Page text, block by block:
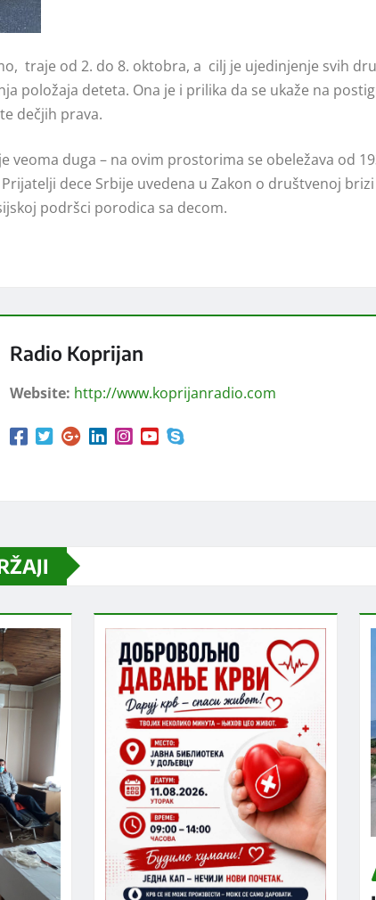
traje od 2. do 8. oktobra, a cilj je ujedinjenje svih
položaja deteta. Ona je i prilika da se ukaže na
dečjih prava.
veoma duga – na ovim prostorima se obeležava od
dece Srbije uvedena u Zakon o društvenoj
podršci porodica sa decom.
Radio Koprijan
Website: http://www.koprijanradio.com